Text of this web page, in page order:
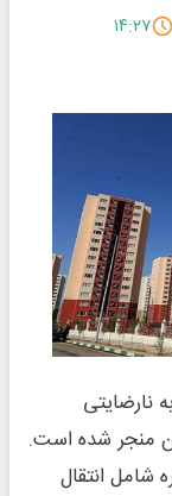
۱۴:۲۷
نارضایتی
منجر شده است.
شامل انتقال